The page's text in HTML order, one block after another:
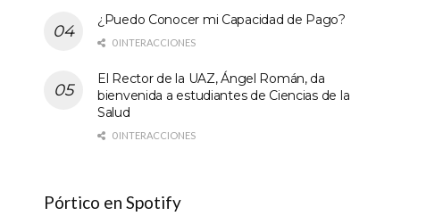
¿Puedo Conocer mi Capacidad de Pago?
0 INTERACCIONES
El Rector de la UAZ, Ángel Román, da
bienvenida a estudiantes de Ciencias de la
Salud
0 INTERACCIONES
Pórtico en Spotify